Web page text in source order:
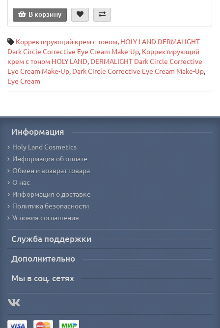
В корзину
Корректирующий крем с тоном, HOLY LAND DERMALIGHT
Dark Circle Corrective Eye Cream Make-Up, Корректирующий
крем с тоном HOLY LAND, DERMALIGHT Dark Circle Corrective
Eye Cream Make-Up, Dark Circle Corrective Eye Cream Make-Up,
Eye Cream
Информация
Holy Land Cosmetics
Информация об оплате
Обмен и возврат товара
О нас
Информация о доставке
Политика безопасности
Условия соглашения
Служба поддержки
Дополнительно
Мы в соц. сетях